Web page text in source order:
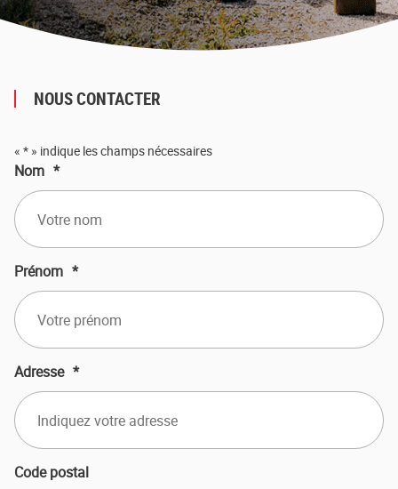
NOUS CONTACTER
« * » indique les champs nécessaires
Nom *
Prénom *
Adresse *
Code postal